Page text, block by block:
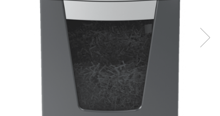
Dosare, folii protectie si mape
Accesorii diverse pentru birou
Etichetare si ambalare
Arhivare si depozitare
Instrumente de scris